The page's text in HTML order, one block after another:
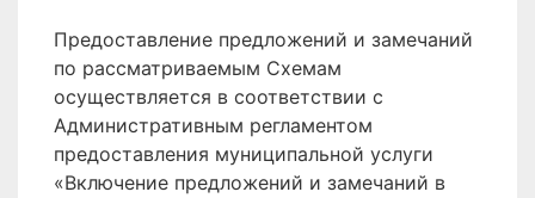
Предоставление предложений и замечаний
по рассматриваемым Схемам
осуществляется в соответствии с
Административным регламентом
предоставления муниципальной услуги
«Включение предложений и замечаний в